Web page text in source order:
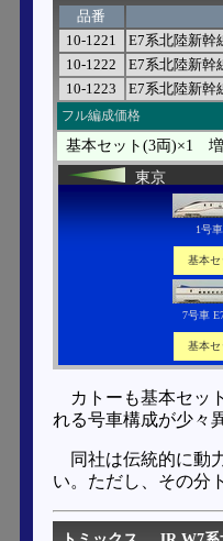
品番
10-1221
E7系北陸新幹
10-1222
E7系北陸新幹
10-1223
E7系北陸新幹
フル編成価格
基本セット(3両)×1
東京
1号
基本セ
7号車
基本セ
カトーも基本セッ
れる号車構成が少々
同社は伝統的に動
い。ただし、その分